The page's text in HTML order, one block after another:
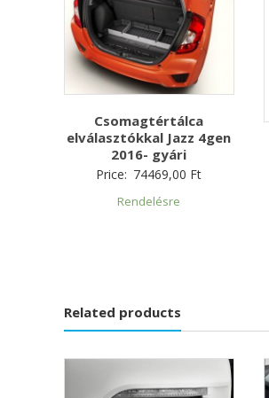
Csomagtértálca
elválasztókkal Jazz 4gen
2016- gyári
Price: 74469,00 Ft
Rendelésre
Related products